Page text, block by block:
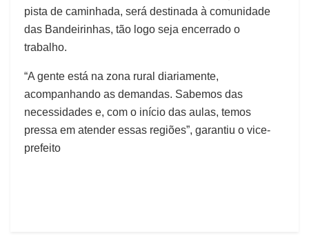
pista de caminhada, será destinada à comunidade
das Bandeirinhas, tão logo seja encerrado o
trabalho.
“A gente está na zona rural diariamente,
acompanhando as demandas. Sabemos das
necessidades e, com o início das aulas, temos
pressa em atender essas regiões”, garantiu o vice-
prefeito